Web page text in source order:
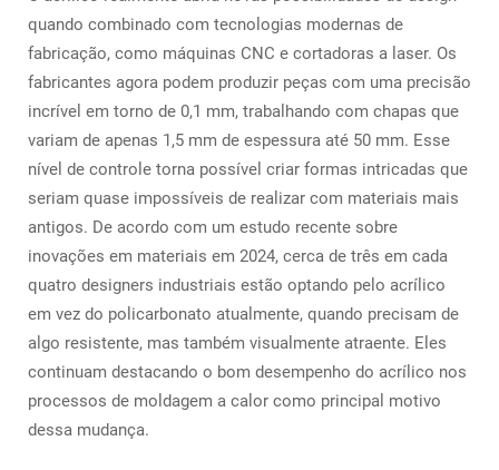
quando combinado com tecnologias modernas de
fabricação, como máquinas CNC e cortadoras a laser. Os
fabricantes agora podem produzir peças com uma precisão
incrível em torno de 0,1 mm, trabalhando com chapas que
variam de apenas 1,5 mm de espessura até 50 mm. Esse
nível de controle torna possível criar formas intricadas que
seriam quase impossíveis de realizar com materiais mais
antigos. De acordo com um estudo recente sobre
inovações em materiais em 2024, cerca de três em cada
quatro designers industriais estão optando pelo acrílico
em vez do policarbonato atualmente, quando precisam de
algo resistente, mas também visualmente atraente. Eles
continuam destacando o bom desempenho do acrílico nos
processos de moldagem a calor como principal motivo
dessa mudança.